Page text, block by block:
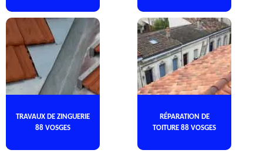
TRAVAUX DE ZINGUERIE
88 VOSGES
RÉPARATION DE
TOITURE 88 VOSGES